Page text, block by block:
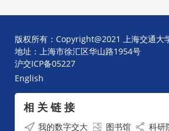
版权所有：Copyright@2021 上海交通大
地址：上海市徐汇区华山路1954号
沪交ICP备05227
English
相 关 链 接
我的数字交大 图书馆 科研